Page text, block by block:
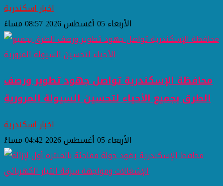
اخبار اسكندرية
الأربعاء 05 أغسطس 2026 08:57 مساءً
محافظة الإسكندرية تواصل جهود تطوير ورصف
الطرق بجميع الأحياء لتحسين السيولة المرورية
اخبار اسكندرية
الأربعاء 05 أغسطس 2026 04:42 مساءً